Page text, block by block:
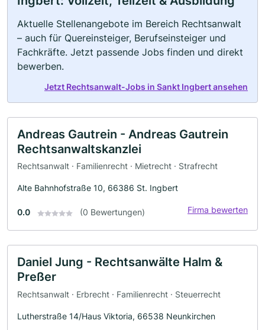
Aktuelle Stellenangebote im Bereich Rechtsanwalt
– auch für Quereinsteiger, Berufseinsteiger und
Fachkräfte. Jetzt passende Jobs finden und direkt
bewerben.
Jetzt Rechtsanwalt-Jobs in Sankt Ingbert ansehen
Andreas Gautrein - Andreas Gautrein
Rechtsanwaltskanzlei
Rechtsanwalt · Familienrecht · Mietrecht · Strafrecht
Alte Bahnhofstraße 10, 66386 St. Ingbert
0.0 (0 Bewertungen) Firma bewerten
Daniel Jung - Rechtsanwälte Halm &
Preßer
Rechtsanwalt · Erbrecht · Familienrecht · Steuerrecht
Lutherstraße 14/Haus Viktoria, 66538 Neunkirchen